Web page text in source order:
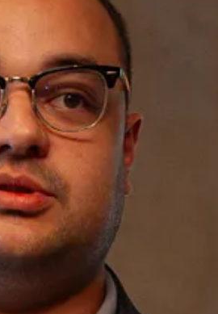
pelos destinatários.
financeiro da campanha.